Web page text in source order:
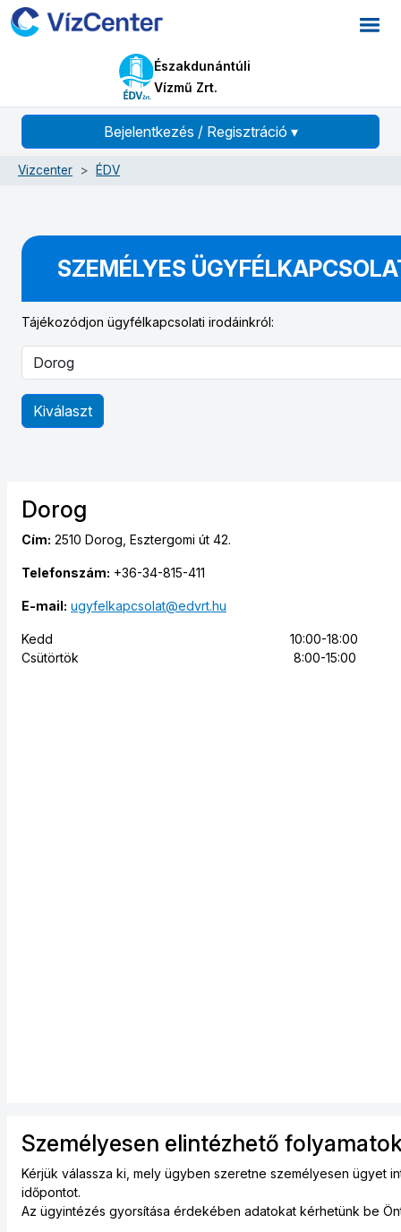
Északdunántúli
Vízmű Zrt.
Bejelentkezés / Regisztráció ▾
Vizcenter ÉDV
SZEMÉLYES
Tájékozódjon ügyfélkapcsolati irodáinkról:
Kiválaszt
Dorog
Cím: 2510 Dorog, Esztergomi út 42.
Telefonszám: +36-34-815-411
E-mail: ugyfelkapcsolat@edvrt.hu
Kedd
10:00-18:00
Csütörtök
8:00-15:00
Személyesen elintézhető
Kérjük válassza ki, mely ügyben szeretne személyesen ügyet
időpontot.
Az ügyintézés gyorsítása érdekében adatokat kérhetünk be